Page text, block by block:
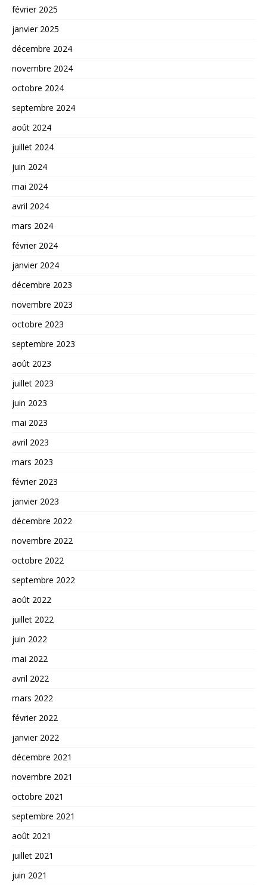
février 2025
janvier 2025
décembre 2024
novembre 2024
octobre 2024
septembre 2024
août 2024
juillet 2024
juin 2024
mai 2024
avril 2024
mars 2024
février 2024
janvier 2024
décembre 2023
novembre 2023
octobre 2023
septembre 2023
août 2023
juillet 2023
juin 2023
mai 2023
avril 2023
mars 2023
février 2023
janvier 2023
décembre 2022
novembre 2022
octobre 2022
septembre 2022
août 2022
juillet 2022
juin 2022
mai 2022
avril 2022
mars 2022
février 2022
janvier 2022
décembre 2021
novembre 2021
octobre 2021
septembre 2021
août 2021
juillet 2021
juin 2021